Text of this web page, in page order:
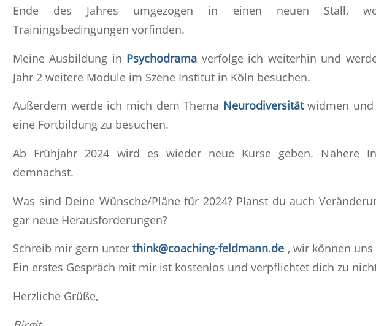
Ende des Jahres umgezogen in einen neuen Stall,
Trainingsbedingungen vorfinden.
Meine Ausbildung in Psychodrama verfolge ich weiterhin und
Jahr 2 weitere Module im Szene Institut in Köln besuchen.
Außerdem werde ich mich dem Thema Neurodiversitätwidmen und
eine Fortbildung zu besuchen.
Ab Frühjahr 2024 wird es wieder neue Kurse geben. Nähere
demnächst.
Was sind Deine Wünsche/Pläne für 2024? Planst du auch
gar neue Herausforderungen?
Schreib mir gern unterthink@coaching-feldmann.de , wir können
Ein erstes Gespräch mit mir ist kostenlos und verpflichtet dich zu
Herzliche Grüße,